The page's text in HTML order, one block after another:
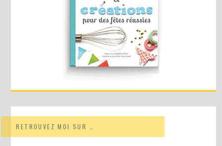
RETROUVEZ MOI SUR …